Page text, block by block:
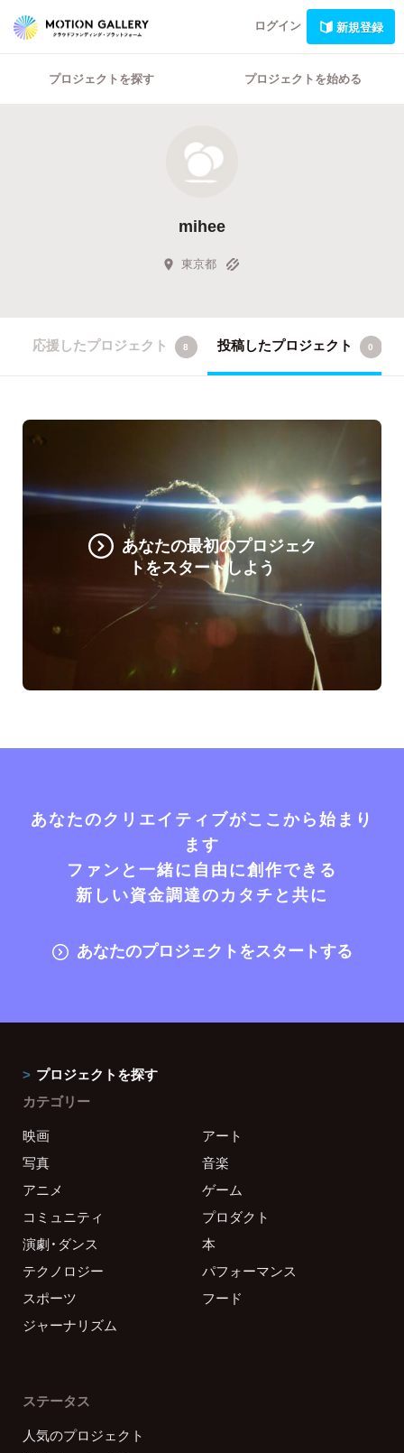
ログイン 新規登録
プロジェクトを探す プロジェクトを始める
mihee
東京都
応援したプロジェクト 8 投稿したプロジェクト 0
あなたの最初のプロジェク
トをスタートしよう
あなたのクリエイティブがここから始まり
ます
ファンと一緒に自由に創作できる
新しい資金調達のカタチと共に
あなたのプロジェクトをスタートする
プロジェクトを探す
カテゴリー
映画
アート
写真
音楽
アニメ
ゲーム
コミュニティ
プロダクト
演劇・ダンス
本
テクノロジー
パフォーマンス
スポーツ
フード
ジャーナリズム
ステータス
人気のプロジェクト